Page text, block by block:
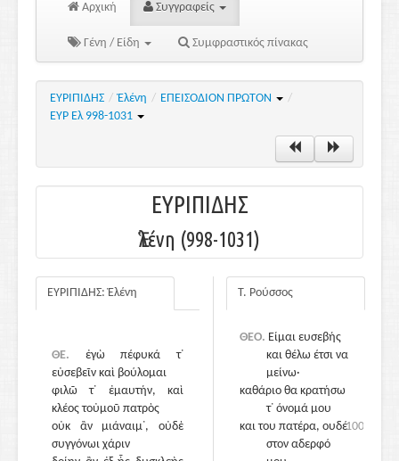
Αρχική Συγγραφείς
Γένη / Είδη Συμφραστικός πίνακας
ΕΥΡΙΠΙΔΗΣ / Ἑλένη / ΕΠΕΙΣΟΔΙΟΝ ΠΡΩΤΟΝ
/
ΕΥΡ Ελ 998-1031
ΕΥΡΙΠΙΔΗΣ
Ἑλένη (998-1031)
ΕΥΡΙΠΙΔΗΣ: Ἑλένη
ΘΕ. ἐγὼ πέφυκά τ᾽
εὐσεβεῖν καὶ βούλομαι
φιλῶ τ᾽ ἐμαυτήν, καὶ
κλέος τοὐμοῦ πατρὸς
οὐκ ἂν μιάναιμ᾽, οὐδὲ
συγγόνωι χάριν
Τ. Ρούσσος
ΘΕΟ. Είμαι ευσεβής
και θέλω έτσι να
μείνω·
καθάριο θα κρατήσω
τ᾽ όνομά μου
1000
και του πατέρα, ουδέ
στον αδερφό